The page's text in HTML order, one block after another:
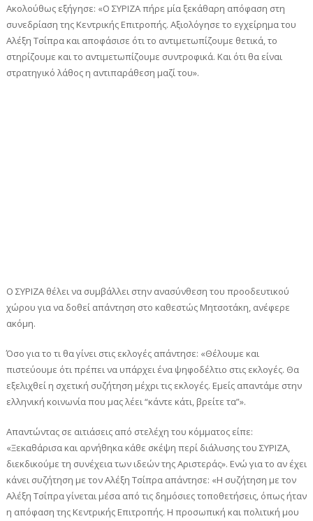
Ακολούθως εξήγησε: «Ο ΣΥΡΙΖΑ πήρε μία ξεκάθαρη απόφαση στη
συνεδρίαση της Κεντρικής Επιτροπής. Αξιολόγησε το εγχείρημα του
Αλέξη Τσίπρα και αποφάσισε ότι το αντιμετωπίζουμε θετικά, το
στηρίζουμε και το αντιμετωπίζουμε συντροφικά. Και ότι θα είναι
στρατηγικό λάθος η αντιπαράθεση μαζί του».
Ο ΣΥΡΙΖΑ θέλει να συμβάλλει στην ανασύνθεση του προοδευτικού
χώρου για να δοθεί απάντηση στο καθεστώς Μητσοτάκη, ανέφερε
ακόμη.
Όσο για το τι θα γίνει στις εκλογές απάντησε: «Θέλουμε και
πιστεύουμε ότι πρέπει να υπάρχει ένα ψηφοδέλτιο στις εκλογές. Θα
εξελιχθεί η σχετική συζήτηση μέχρι τις εκλογές. Εμείς απαντάμε στην
ελληνική κοινωνία που μας λέει “κάντε κάτι, βρείτε τα”».
Απαντώντας σε αιτιάσεις από στελέχη του κόμματος είπε:
«Ξεκαθάρισα και αρνήθηκα κάθε σκέψη περί διάλυσης του ΣΥΡΙΖΑ,
διεκδικούμε τη συνέχεια των ιδεών της Αριστεράς». Ενώ για το αν έχει
κάνει συζήτηση με τον Αλέξη Τσίπρα απάντησε: «Η συζήτηση με τον
Αλέξη Τσίπρα γίνεται μέσα από τις δημόσιες τοποθετήσεις, όπως ήταν
η απόφαση της Κεντρικής Επιτροπής. Η προσωπική και πολιτική μου